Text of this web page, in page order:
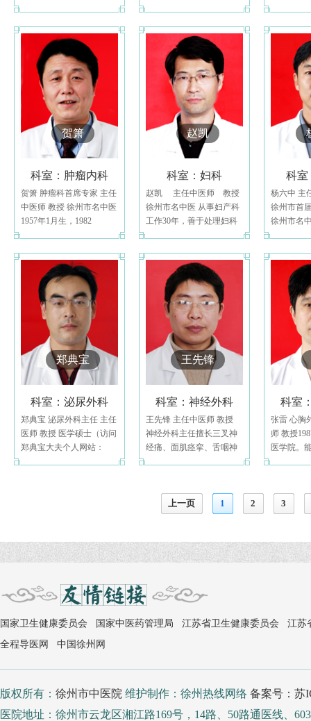
贺箫
科室：肿瘤内科
贺箫 肿瘤科首席专家 主任
中医师 教授 徐州市名中医
1957年1月生，1982
赵凯
科室：妇科
赵凯 主任中医师 教授
徐州市名中医 从事妇产科
工作30年，善于处理妇科
科室
杨六中 主
徐州市首
徐州市名
郑典宝
科室：泌尿外科
郑典宝 泌尿外科主任 主任
医师 教授 医学硕士（访问
郑典宝大夫个人网站：
王先锋
科室：神经外科
王先锋 主任中医师 教授
神经外科主任擅长三叉神
经痛、面肌痉挛、舌咽神
科室
张雷 心胸
师 教授
医学院。
上一页 1 2 3
国家卫生健康委员会 国家中医药管理局 江苏省卫生健康委员会
江苏
全程导医网
中国徐州网
版权所有： 徐州市中医院 维护制作：徐州热线网络 备案号：苏
医院地址：徐州市云龙区湘江路169号，14路、50路通医线、